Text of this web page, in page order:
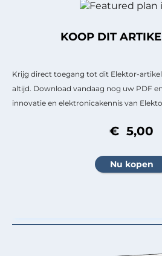
KOOP DIT
Krijg direct toegang tot dit Elektor-
altijd. Download vandaag nog uw PDF
innovatie en elektronicakennis van
€ 5,00